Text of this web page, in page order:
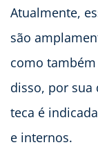
Atualmente,
são
como
disso, por sua
teca é
e internos.